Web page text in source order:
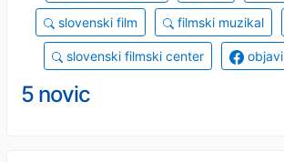
slovenski film filmski muzikal
slovenski filmski center objavi
5 novic